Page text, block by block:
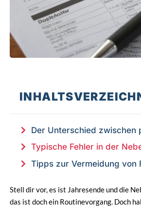
Der Unterschied
Typische Fehler in der
Tipps zur Vermeidung von
Stell dir vor, es ist Jahresende und die
das ist doch ein Routinevorgang. Doch